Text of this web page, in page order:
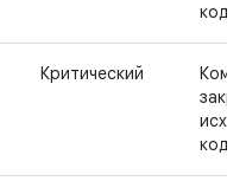
Критический